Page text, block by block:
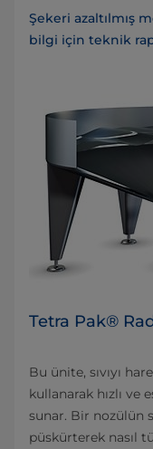
Şekeri azaltılmış
bilgi için teknik
Tetra Pak®
Bu ünite, sıvıyı
kullanarak hızlı ve
sunar. Bir nozülün
püskürterek nasıl